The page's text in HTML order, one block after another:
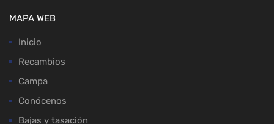
MAPA WEB
Inicio
Recambios
Campa
Conócenos
Bajas y tasación